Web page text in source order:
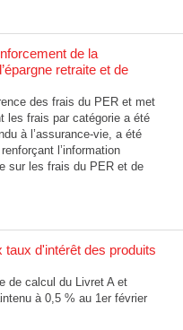
de la
retraite et de
des frais du PER et met
les frais par catégorie a été
à l’assurance-vie, a été
l’information
sur les frais du PER et de
taux d'intérêt des produits
de calcul du Livret A et
à 0,5 % au 1er février